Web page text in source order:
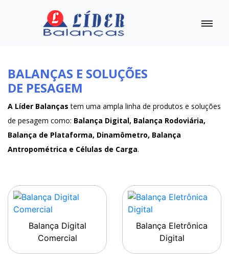
BALANÇAS E SOLUÇÕES
DE PESAGEM
A Líder Balanças tem uma ampla linha de produtos e soluções
de pesagem como: Balança Digital, Balança Rodoviária,
Balança de Plataforma, Dinamômetro, Balança
Antropométrica e Células de Carga.
Balança Digital
Comercial
Balança Eletrônica
Digital